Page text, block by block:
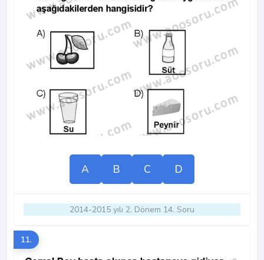
A B C D
2014-2015 yılı 2. Dönem 14. Soru
11.